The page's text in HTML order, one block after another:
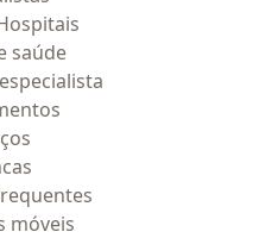
saúde
móveis